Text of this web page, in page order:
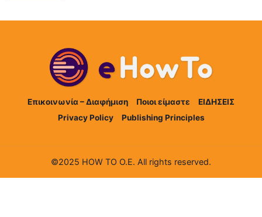
Επικοινωνία – Διαφήμιση Ποιοι είμαστε
ΕΙΔΗΣΕΙΣ
Privacy Policy
Publishing Principles
©2025 HOW TO Ο.Ε. All rights reserved.